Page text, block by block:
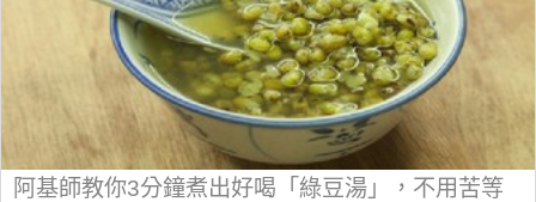
阿基師教你3分鐘煮出好喝「綠豆湯」，不用苦等